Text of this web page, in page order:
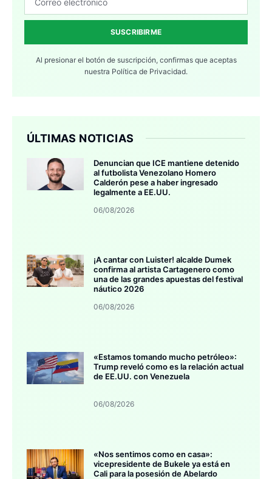
SUSCRIBIRME
Al presionar el botón de suscripción, confirmas que aceptas
nuestra Política de Privacidad.
ÚLTIMAS NOTICIAS
Denuncian que ICE mantiene detenido
al futbolista Venezolano Homero
Calderón pese a haber ingresado
legalmente a EE.UU.
06/08/2026
¡A cantar con Luister! alcalde Dumek
confirma al artista Cartagenero como
una de las grandes apuestas del festival
náutico 2026
06/08/2026
«Estamos tomando mucho petróleo»:
Trump reveló como es la relación actual
de EE.UU. con Venezuela
06/08/2026
«Nos sentimos como en casa»:
vicepresidente de Bukele ya está en
Cali para la posesión de Abelardo